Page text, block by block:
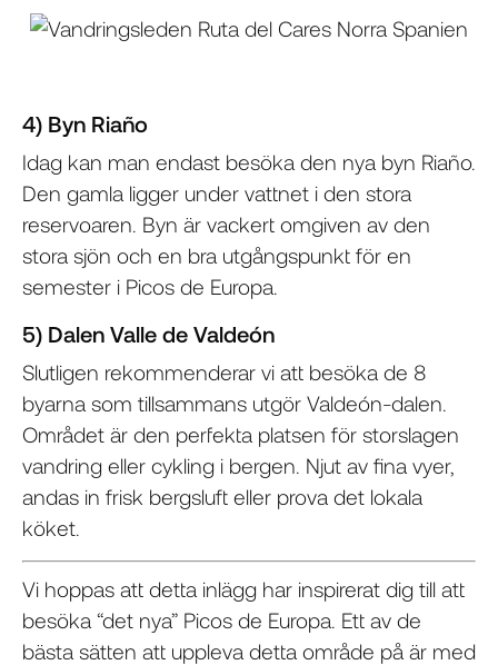
4) Byn Riaño
Idag kan man endast besöka den nya byn Riaño.
Den gamla ligger under vattnet i den stora
reservoaren. Byn är vackert omgiven av den
stora sjön och en bra utgångspunkt för en
semester i Picos de Europa.
5) Dalen Valle de Valdeón
Slutligen rekommenderar vi att besöka de 8
byarna som tillsammans utgör Valdeón-dalen.
Området är den perfekta platsen för storslagen
vandring eller cykling i bergen. Njut av fina vyer,
andas in frisk bergsluft eller prova det lokala
köket.
Vi hoppas att detta inlägg har inspirerat dig till att
besöka “det nya” Picos de Europa. Ett av de
bästa sätten att uppleva detta område på är med